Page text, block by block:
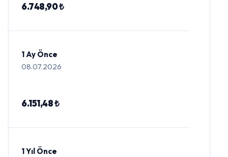
6.748,90 ₺
1 Ay Önce
08.07.2026
6.151,48 ₺
1 Yıl Önce